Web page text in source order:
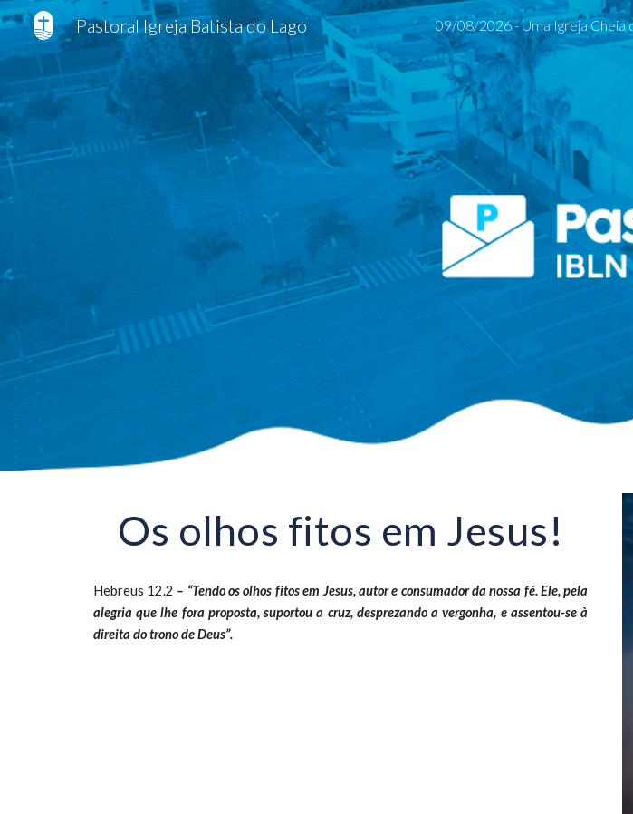
Skip to main content
Pastoral Igreja Batista do Lago
Os olhos fitos em Jesus!
Hebreus 12.2 – “Tendo os olhos fitos em Jesus, autor e consumador da nossa fé. Ele, pela
alegria que lhe fora proposta, suportou a cruz, desprezando a vergonha, e assentou-se à
direita do trono de Deus”.